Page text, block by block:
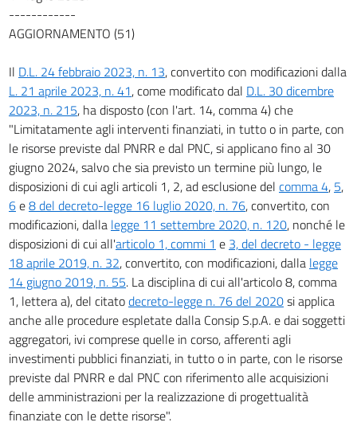
------------
AGGIORNAMENTO (51)
Il D.L. 24 febbraio 2023, n. 13, convertito con modificazioni dalla
L. 21 aprile 2023, n. 41, come modificato dal D.L. 30 dicembre
2023, n. 215, ha disposto (con l'art. 14, comma 4) che
"Limitatamente agli interventi finanziati, in tutto o in parte, con
le risorse previste dal PNRR e dal PNC, si applicano fino al 30
giugno 2024, salvo che sia previsto un termine più lungo, le
disposizioni di cui agli articoli 1, 2, ad esclusione del comma 4, 5,
6e8 del decreto-legge 16 luglio 2020, n. 76, convertito, con
modificazioni, dalla legge 11 settembre 2020, n. 120, nonché le
disposizioni di cui all'articolo 1, commi 1 e 3, del decreto - legge
18 aprile 2019, n. 32, convertito, con modificazioni, dalla legge
14 giugno 2019, n. 55. La disciplina di cui all'articolo 8, comma
1, lettera a), del citatodecreto-legge n. 76 del 2020si applica
anche alle procedure espletate dalla Consip S.p.A. e dai soggetti
aggregatori, ivi comprese quelle in corso, afferenti agli
investimenti pubblici finanziati, in tutto o in parte, con le risorse
previste dal PNRR e dal PNC con riferimento alle acquisizioni
delle amministrazioni per la realizzazione di progettualità
finanziate con le dette risorse".